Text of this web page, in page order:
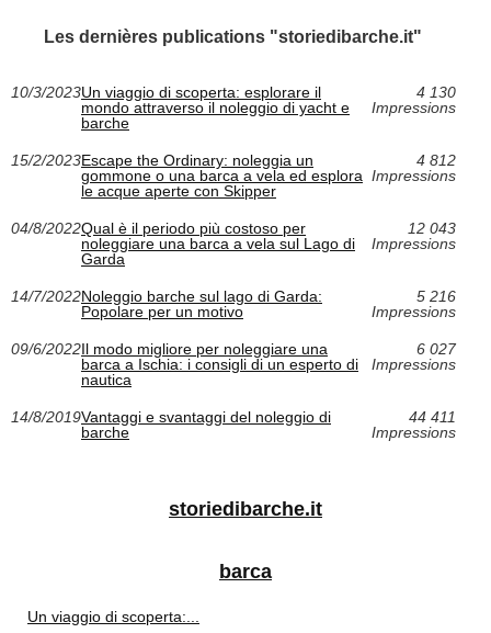
Les dernières publications "storiedibarche.it"
10/3/2023Un viaggio di scoperta: esplorare il
mondo attraverso il noleggio di yacht e
barche
4 130
Impressions
15/2/2023Escape the Ordinary: noleggia un
gommone o una barca a vela ed esplora
le acque aperte con Skipper
4 812
Impressions
04/8/2022Qual è il periodo più costoso per
noleggiare una barca a vela sul Lago di
Garda
12 043
Impressions
14/7/2022Noleggio barche sul lago di Garda:
Popolare per un motivo
5 216
Impressions
09/6/2022Il modo migliore per noleggiare una
barca a Ischia: i consigli di un esperto di
nautica
6 027
Impressions
14/8/2019Vantaggi e svantaggi del noleggio di
barche
44 411
Impressions
storiedibarche.it
barca
Un viaggio di scoperta:...